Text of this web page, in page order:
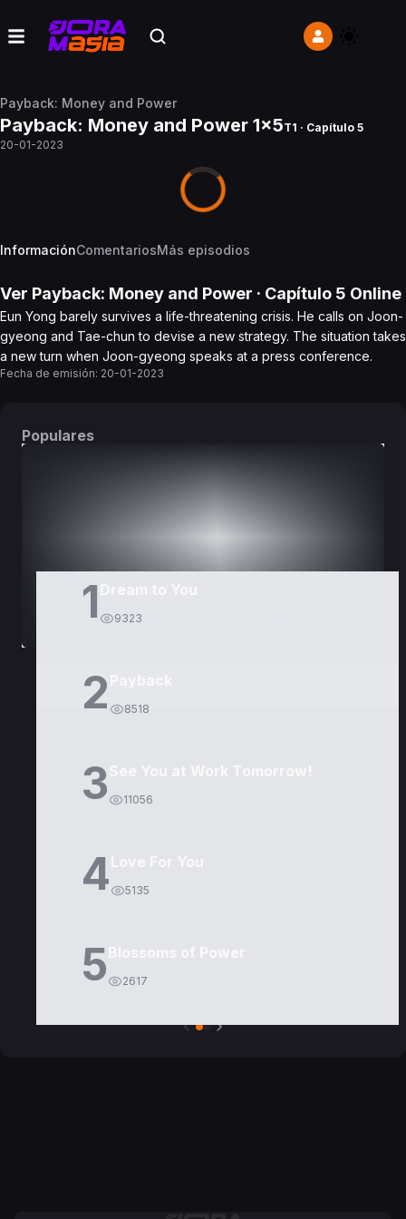
Payback: Money and Power
Payback: Money and Power 1x5T1 · Capítulo 5
20-01-2023
InformaciónComentariosMás episodios
Ver Payback: Money and Power · Capítulo 5 Online
Eun Yong barely survives a life-threatening crisis. He calls on Joon-
gyeong and Tae-chun to devise a new strategy. The situation takes
a new turn when Joon-gyeong speaks at a press conference.
Fecha de emisión: 20-01-2023
Populares
1 9323
2 8518
3 11056
4 5135
5 2617